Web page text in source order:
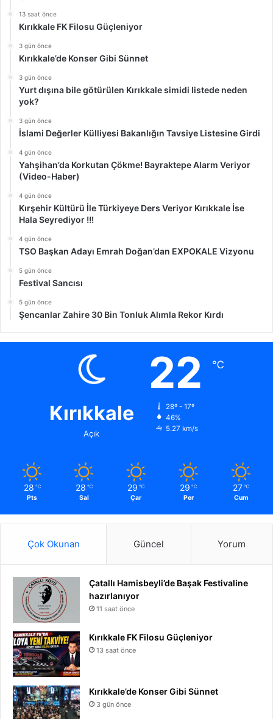
13 saat önce
Kırıkkale FK Filosu Güçleniyor
3 gün önce
Kırıkkale’de Konser Gibi Sünnet
3 gün önce
Yurt dışına bile götürülen Kırıkkale simidi listede neden
yok?
3 gün önce
İslami Değerler Külliyesi Bakanlığın Tavsiye Listesine Girdi
4 gün önce
Yahşihan’da Korkutan Çökme! Bayraktepe Alarm Veriyor
(Video-Haber)
4 gün önce
Kırşehir Kültürü İle Türkiyeye Ders Veriyor Kırıkkale İse
Hala Seyrediyor !!!
4 gün önce
TSO Başkan Adayı Emrah Doğan’dan EXPOKALE Vizyonu
5 gün önce
Festival Sancısı
5 gün önce
Şencanlar Zahire 30 Bin Tonluk Alımla Rekor Kırdı
Kırıkkale
Açık
22 ℃
28º - 17º
46%
5.27 km/s
28 ℃
Pts
28 ℃
Sal
29 ℃
Çar
29 ℃
Per
27 ℃
Cum
Çok Okunan Güncel Yorum
Çatallı Hamisbeyli’de Başak Festivaline
hazırlanıyor
11 saat önce
Kırıkkale FK Filosu Güçleniyor
13 saat önce
Kırıkkale’de Konser Gibi Sünnet
3 gün önce